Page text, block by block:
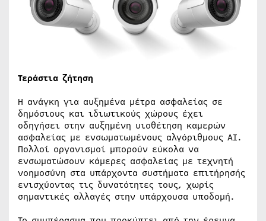
Τεράστια ζήτηση
Η ανάγκη για αυξημένα μέτρα ασφαλείας σε
δημόσιους και ιδιωτικούς χώρους έχει
οδηγήσει στην αυξημένη υιοθέτηση καμερών
ασφαλείας με ενσωματωμένους αλγόριθμους AI.
Πολλοί οργανισμοί μπορούν εύκολα να
ενσωματώσουν κάμερες ασφαλείας με τεχνητή
νοημοσύνη στα υπάρχοντα συστήματα επιτήρησής
ενισχύοντας τις δυνατότητες τους, χωρίς
σημαντικές αλλαγές στην υπάρχουσα υποδομή.